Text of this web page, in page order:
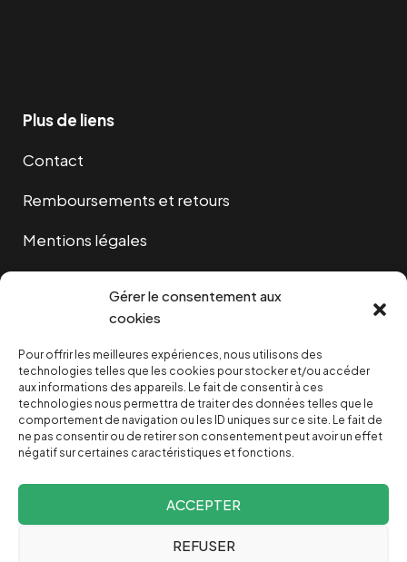
Gérer le consentement aux
cookies
Pour offrir les meilleures expériences, nous utilisons des
technologies telles que les cookies pour stocker et/ou accéder
aux informations des appareils. Le fait de consentir à ces
technologies nous permettra de traiter des données telles que le
comportement de navigation ou les ID uniques sur ce site. Le fait de
ne pas consentir ou de retirer son consentement peut avoir un effet
négatif sur certaines caractéristiques et fonctions.
ACCEPTER
REFUSER
Plus de liens
Contact
Remboursements et retours
Mentions légales
NOUS SOUTENIR
NOTRE NEWSLETTER